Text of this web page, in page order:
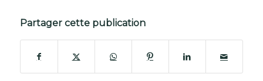
Partager cette publication